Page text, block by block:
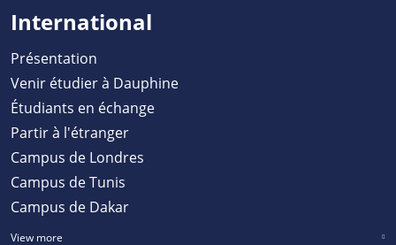
International
Présentation
Venir étudier à Dauphine
Étudiants en échange
Partir à l'étranger
Campus de Londres
Campus de Tunis
Campus de Dakar
View more